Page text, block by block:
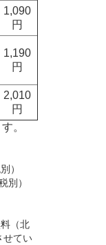
1,090
円
1,190
円
2,010
円
。
）
）
（北
せてい